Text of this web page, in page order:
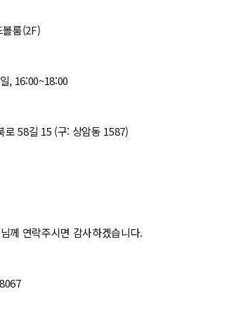
볼룸(2F)
, 16:00~18:00
로 58길 15 (구: 상암동 1587)
께 연락주시면 감사하겠습니다.